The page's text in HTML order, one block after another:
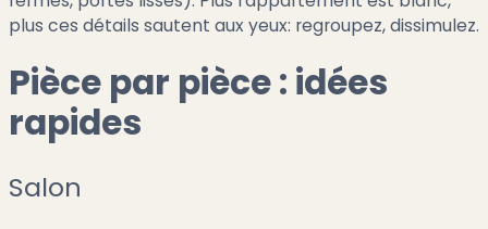
plus ces détails sautent aux yeux: regroupez, dissimulez.
Pièce par pièce : idées
rapides
Salon